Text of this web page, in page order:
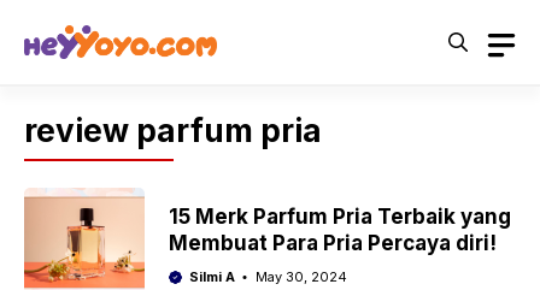
review parfum pria
15 Merk Parfum Pria Terbaik yang
Membuat Para Pria Percaya diri!
Silmi A May 30, 2024